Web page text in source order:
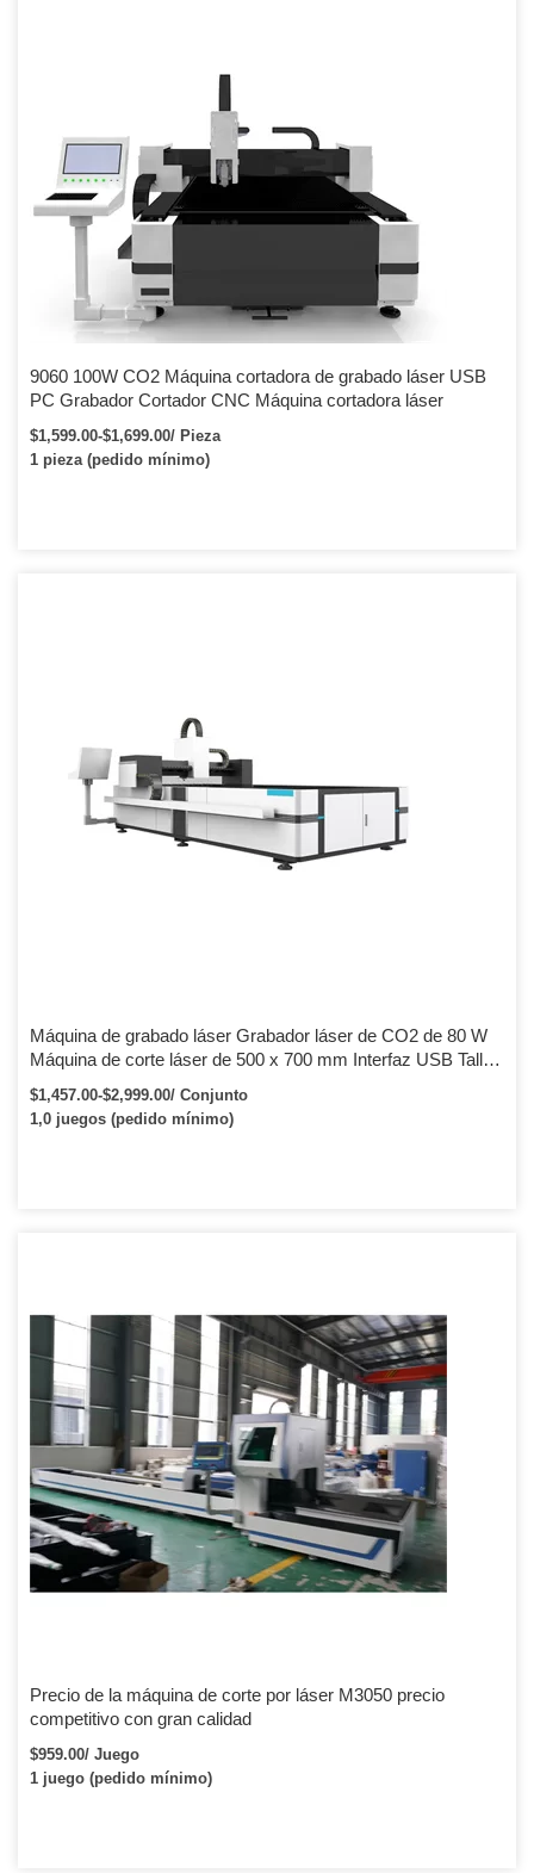
9060 100W CO2 Máquina cortadora de grabado láser USB
PC Grabador Cortador CNC Máquina cortadora láser
$1,599.00-$1,699.00/ Pieza
1 pieza (pedido mínimo)
Máquina de grabado láser Grabador láser de CO2 de 80 W
Máquina de corte láser de 500 x 700 mm Interfaz USB Talla
de salida CAD y CorelDraw
$1,457.00-$2,999.00/ Conjunto
1,0 juegos (pedido mínimo)
Precio de la máquina de corte por láser M3050 precio
competitivo con gran calidad
$959.00/ Juego
1 juego (pedido mínimo)